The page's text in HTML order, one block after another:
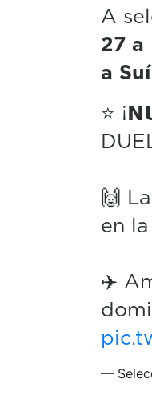
A
27 a
a
⭐️
🙌 La
en la
✈️
—